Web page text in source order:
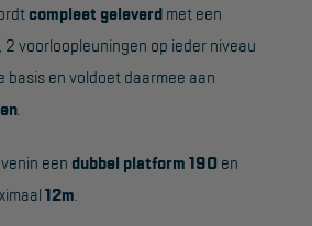
compleet geleverd met een
voorloopleuningen op ieder niveau
basis en voldoet daarmee aan
een dubbel platform 190 en
12m